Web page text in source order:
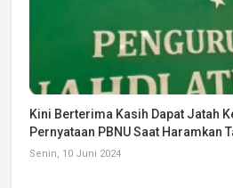
Kini Berterima Kasih Dapat Jatah
Pernyataan PBNU Saat Haramkan
Senin, 10 Juni 2024